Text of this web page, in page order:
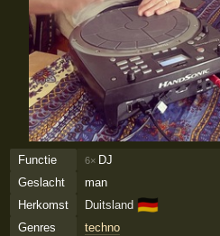
Functie 6× DJ
Geslacht
man
Herkomst
Duitsland 🇩🇪
Genres
techno